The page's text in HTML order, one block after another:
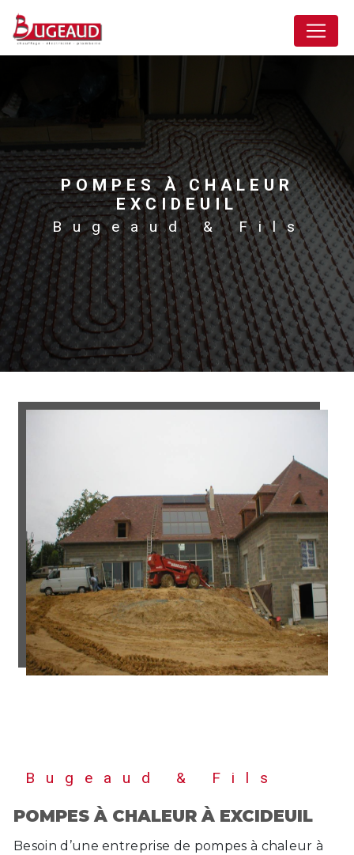
POMPES À CHALEUR
EXCIDEUIL
Bugeaud & Fils
Bugeaud & Fils
POMPES À CHALEUR À EXCIDEUIL
Besoin d’une entreprise de pompes à chaleur à
Panneau de gestion des cookies